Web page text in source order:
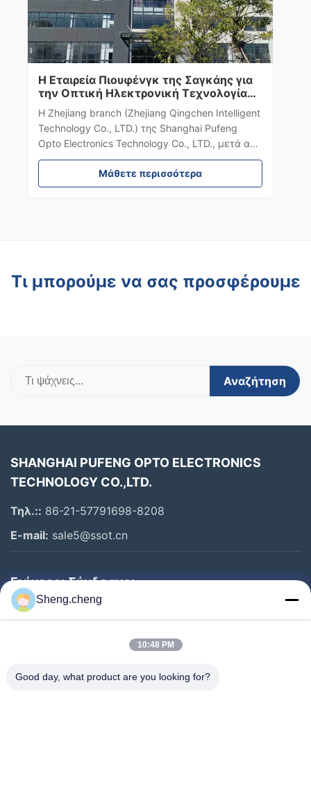
Η Εταιρεία Πιουφένγκ της Σαγκάης για
την Οπτική Ηλεκτρονική Τεχνολογία
ξεκίνησε την κατασκευή του
υποκαταστήματος της Ζετζάνγκ.
Η Zhejiang branch (Zhejiang Qingchen Intelligent
Technology Co., LTD.) της Shanghai Pufeng
Opto Electronics Technology Co., LTD., μετά από
σχεδόν δύο χρόνια κατασκευής, βρίσκεται
πλέον σε κανονική λειτουργία. Τηρώντας την
αρχή «πρώτα ο πελάτης, πρώτα η ποιότητα», η
Μάθετε περισσότερα
Τι μπορούμε να σας προσφέρουμε
Αναζήτηση
SHANGHAI PUFENG OPTO ELECTRONICS
TECHNOLOGY CO.,LTD.
Τηλ.:: 86-21-57791698-8208
E-mail: sale5@ssot.cn
Γρήγοροι Σύνδεσμοι
Σπίτι
Γύρος Εργοστασίων
Sheng.cheng
10:48 PM
Good day, what product are you looking for?